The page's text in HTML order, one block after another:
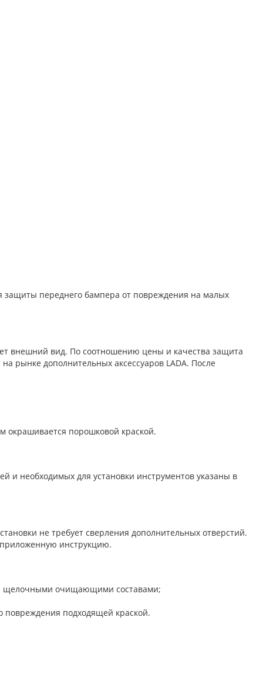
защиты переднего бампера от повреждения на малых
внешний вид. По соотношению цены и качества защита
рынке дополнительных аксессуаров LADA. После
окрашивается порошковой краской.
и необходимых для установки инструментов указаны в
не требует сверления дополнительных отверстий.
приложенную инструкцию.
и щелочными очищающими составами;
повреждения подходящей краской.